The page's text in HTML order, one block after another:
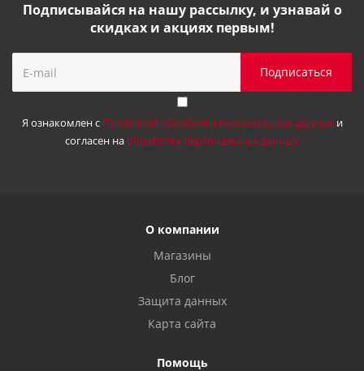
Подписывайся на нашу рассылку, и узнавай о
скидках и акциях первым!
Я ознакомлен с Политикой обработки персональных данныхи
согласен наобработку персональных данных
О компании
Магазины
Блог
Защита данных
Карта сайта
Помощь